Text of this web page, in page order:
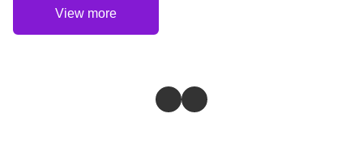
View more